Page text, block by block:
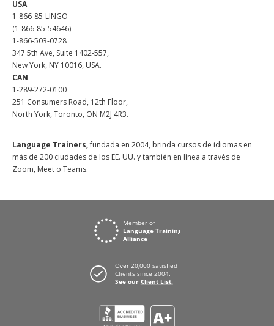
USA
1-866-85-LINGO
(1-866-85-54646)
1-866-503-0728
347 5th Ave, Suite 1402-557,
New York, NY 10016, USA.
CAN
1-289-272-0100
251 Consumers Road, 12th Floor,
North York, Toronto, ON M2J 4R3.
Language Trainers,fundada en 2004, brinda cursos de idiomas en
más de 200 ciudades de los EE. UU. y también en línea a través de
Zoom, Meet o Teams.